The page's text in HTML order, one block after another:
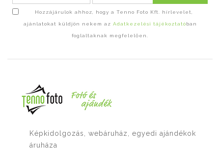
Hozzájárulok ahhoz, hogy a Tenno Foto Kft. hírlevelet,
ajánlatokat küldjön nekem az Adatkezelési tájékoztatóban
foglaltaknak megfelelően.
Képkidolgozás, webáruház, egyedi ajándékok
áruháza